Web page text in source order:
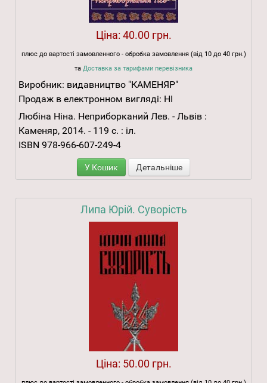
Ціна: 40.00 грн.
плюс до вартості замовленного - обробка замовлення (від 10 до 40 грн.)
та Доставка за тарифами перевізника
Виробник: видавництво "КАМЕНЯР"
Продаж в електронном вигляді: НІ
Любіна Ніна. Неприборканий Лев. - Львів :
Каменяр, 2014. - 119 с. : іл.
ISBN 978-966-607-249-4
У Кошик Детальніше
Липа Юрій. Суворість
Ціна: 50.00 грн.